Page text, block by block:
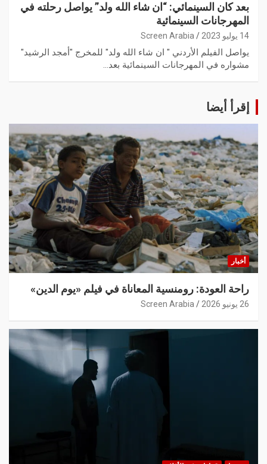
بعد كان السينمائي: “ان شاء الله ولد” يواصل رحلته في
المهرجانات السينمائية
14 يوليو 2023 Screen Arabia
يواصل الفيلم الأردني " ان شاء الله ولد" للمخرج "أمجد الرشيد"
مشواره في المهرجانات السينمائية بعد…
إقرأ أيضا
أخبار
راحة العودة: رومنسية المعاناة في فيلم «يوم الدين»
26 يونيو 2026 Screen Arabia